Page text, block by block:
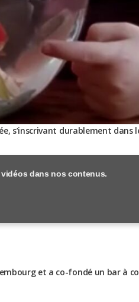
s’inscrivant durablement dans
dans nos contenus.
et a co-fondé un bar à